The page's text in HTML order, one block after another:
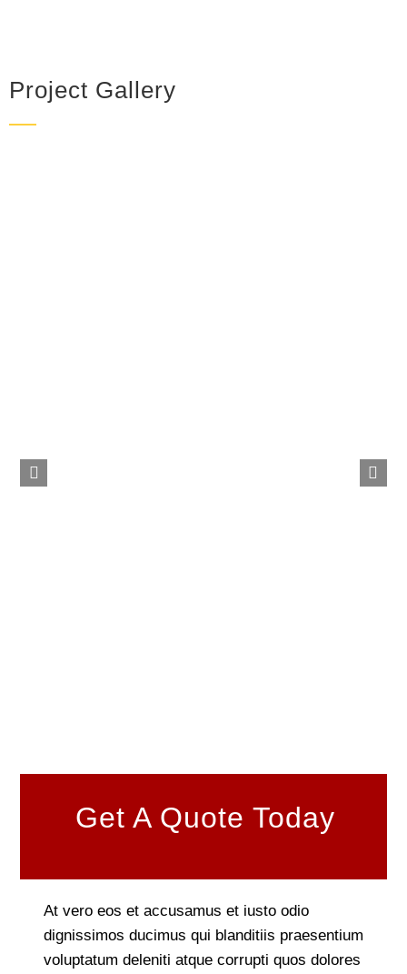
Project Gallery
Get A Quote Today
At vero eos et accusamus et iusto odio
dignissimos ducimus qui blanditiis praesentium
voluptatum deleniti atque corrupti quos dolores